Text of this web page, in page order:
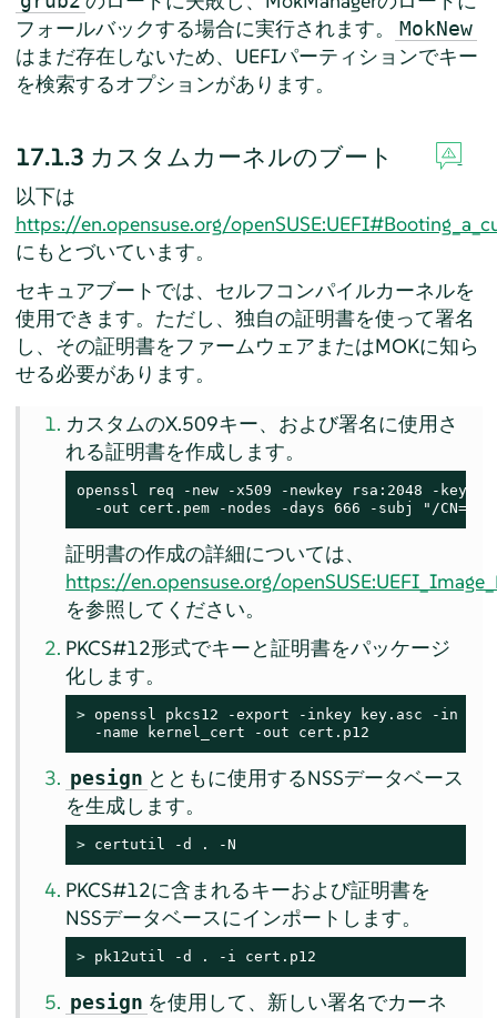
フォールバックする場合に実行されます。
MokNew
はまだ存在しないため、UEFIパーティションでキー
を検索するオプションがあります。
17.1.3 カスタムカーネルのブート
以下は
https://en.opensuse.org/
にもとづいています。
セキュアブートでは、セルフコンパイルカーネルを
使用できます。ただし、独自の証明書を使って署名
し、その証明書をファームウェアまたはMOKに知ら
せる必要があります。
カスタムのX.509キー、および署名に使用さ
れる証明書を作成します。
openssl req -new -x509 -newkey rsa:2048 -
-out cert.pem -nodes -days 666 -subj "/
証明書の作成の詳細については、
https://en.opensuse.org/
を参照してください。
PKCS#12形式でキーと証明書をパッケージ
化します。
> openssl pkcs12 -export -inkey key.asc -in
  -name kernel_cert -out cert.p12
pesign とともに使用するNSSデータベース
を生成します。
> certutil -d . -N
PKCS#12に含まれるキーおよび証明書を
NSSデータベースにインポートします。
> pk12util -d . -i cert.p12
pesign を使用して、新しい署名でカーネ